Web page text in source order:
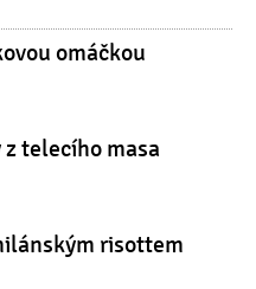
omáčkou
telecího masa
risottem